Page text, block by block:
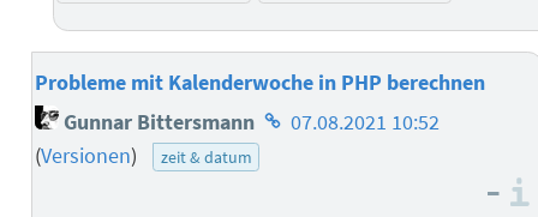
Probleme mit Kalenderwoche in PHP berechnen
Gunnar Bittersmann Homepage
des
07.08.2021 10:52
(Versionen) zeit & datum
–